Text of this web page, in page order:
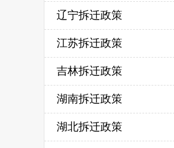
辽宁拆迁政策
江苏拆迁政策
吉林拆迁政策
湖南拆迁政策
湖北拆迁政策